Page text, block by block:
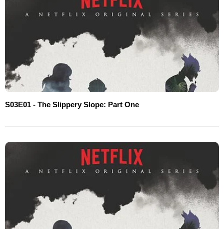
S03E01 - The Slippery Slope: Part One